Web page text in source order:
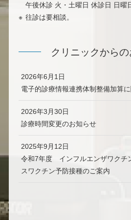
午後休診 火・土曜日 休診日 日曜
往診は要相談。
クリニックから
2026年6月1日
電子的診療情報連携体制整備加算
2026年3月30日
診療時間変更のお知らせ
2025年9月12日
令和7年度 インフルエンザワクチ
スワクチン予防接種のご案内